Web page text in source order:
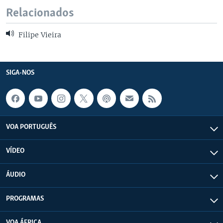
Relacionados
Filipe Vieira
SIGA-NOS
VOA PORTUGUÊS
VÍDEO
ÁUDIO
PROGRAMAS